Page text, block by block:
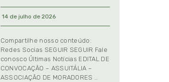
14 de julho de 2026
Compartilhe nosso conteúdo:
Redes Socias SEGUIR SEGUIR Fale
conosco Últimas Notícias EDITAL DE
CONVOCAÇÃO – ASSUITÁLIA –
ASSOCIAÇÃO DE MORADORES …